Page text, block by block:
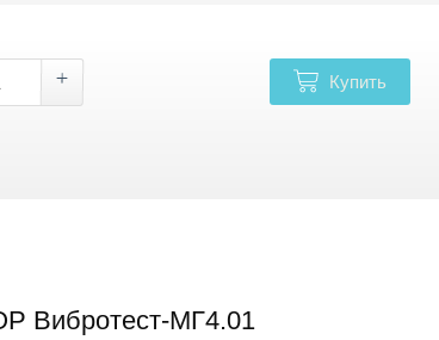
Купить
Вибротест-МГ4.01